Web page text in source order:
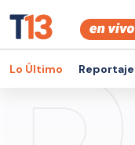
Lo Último